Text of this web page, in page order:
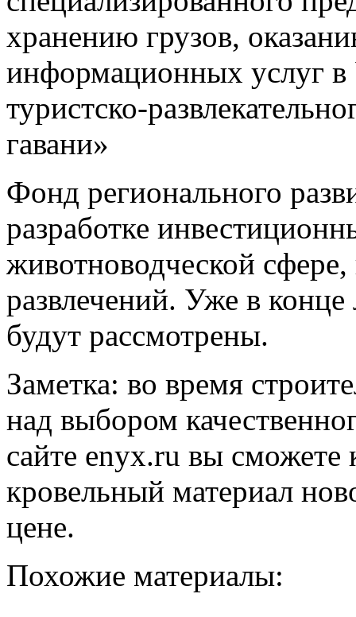
хранению грузов,
информационных услуг в
туристско-
гавани»
Фонд регионального
разработке
животноводческой
развлечений. Уже в конце
будут рассмотрены.
Заметка: во время
над выбором
сайте enyx.ru вы сможете
кровельный материал
цене.
Похожие материалы: